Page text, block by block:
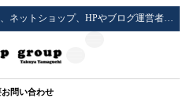
中小企業、個人起業家、店舗、サロン、ネットショップ、HPやブログ運営者のための実践的な集客方法をサポート！
お問い合わせ